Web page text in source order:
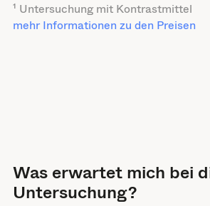
¹ Untersuchung mit Kontrastmittel
mehr Informationen zu den Preisen
Was erwartet mich bei
Untersuchung?